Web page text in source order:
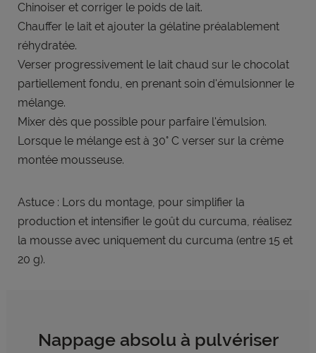
Chinoiser et corriger le poids de lait.
Chauffer le lait et ajouter la gélatine préalablement
réhydratée.
Verser progressivement le lait chaud sur le chocolat
partiellement fondu, en prenant soin d'émulsionner le
mélange.
Mixer dès que possible pour parfaire l'émulsion.
Lorsque le mélange est à 30° C verser sur la crème
montée mousseuse.
Astuce : Lors du montage, pour simplifier la
production et intensifier le goût du curcuma, réalisez
la mousse avec uniquement du curcuma (entre 15 et
20 g).
Nappage absolu à pulvériser